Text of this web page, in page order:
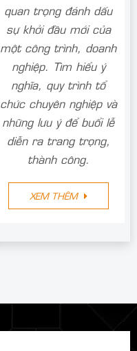
quan trọng đánh dấu
sự khởi đầu mới của
một công trình, doanh
nghiệp. Tìm hiểu ý
nghĩa, quy trình tổ
chức chuyên nghiệp và
những lưu ý để buổi lễ
diễn ra trang trọng,
thành công.
XEM THÊM